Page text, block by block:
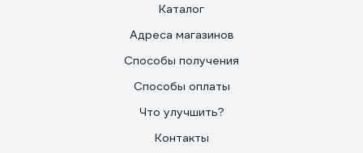
Каталог
Адреса магазинов
Способы получения
Способы оплаты
Что улучшить?
Контакты